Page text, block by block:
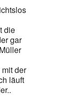
die
gar
der
läuft